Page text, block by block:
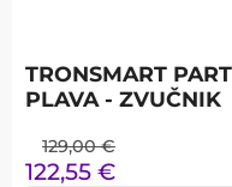
TRONSMART
PLAVA - ZVUČNIK
129,00 €
122,55 €